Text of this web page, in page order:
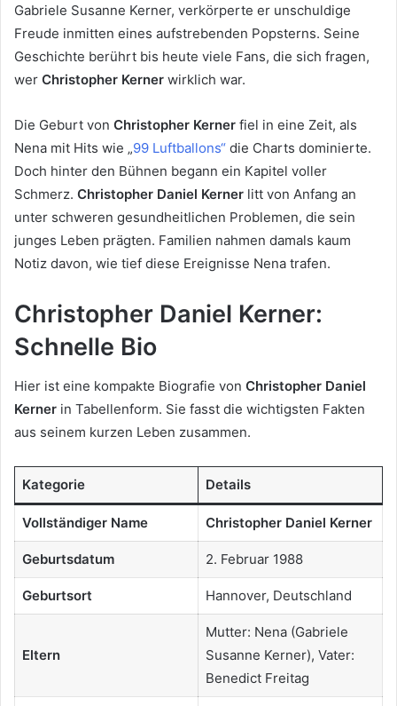
Gabriele Susanne Kerner, verkörperte er unschuldige
Freude inmitten eines aufstrebenden Popsterns. Seine
Geschichte berührt bis heute viele Fans, die sich fragen,
wer Christopher Kerner wirklich war.
Die Geburt von Christopher Kerner fiel in eine Zeit, als
Nena mit Hits wie „99 Luftballons“ die Charts dominierte.
Doch hinter den Bühnen begann ein Kapitel voller
Schmerz. Christopher Daniel Kerner litt von Anfang an
unter schweren gesundheitlichen Problemen, die sein
junges Leben prägten. Familien nahmen damals kaum
Notiz davon, wie tief diese Ereignisse Nena trafen.
Christopher Daniel Kerner:
Schnelle Bio
Hier ist eine kompakte Biografie von Christopher Daniel
Kerner in Tabellenform. Sie fasst die wichtigsten Fakten
aus seinem kurzen Leben zusammen.
Kategorie Details
Vollständiger Name Christopher Daniel Kerner
Geburtsdatum 2. Februar 1988
Geburtsort Hannover, Deutschland
Eltern
Mutter: Nena (Gabriele
Susanne Kerner), Vater:
Benedict Freitag